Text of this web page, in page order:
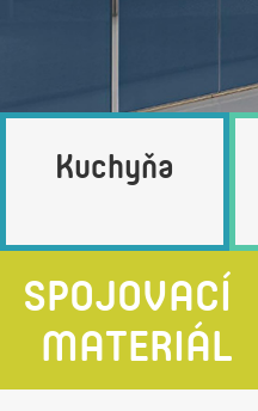
Kuchyňa
SPOJOVACÍ
MATERIÁL